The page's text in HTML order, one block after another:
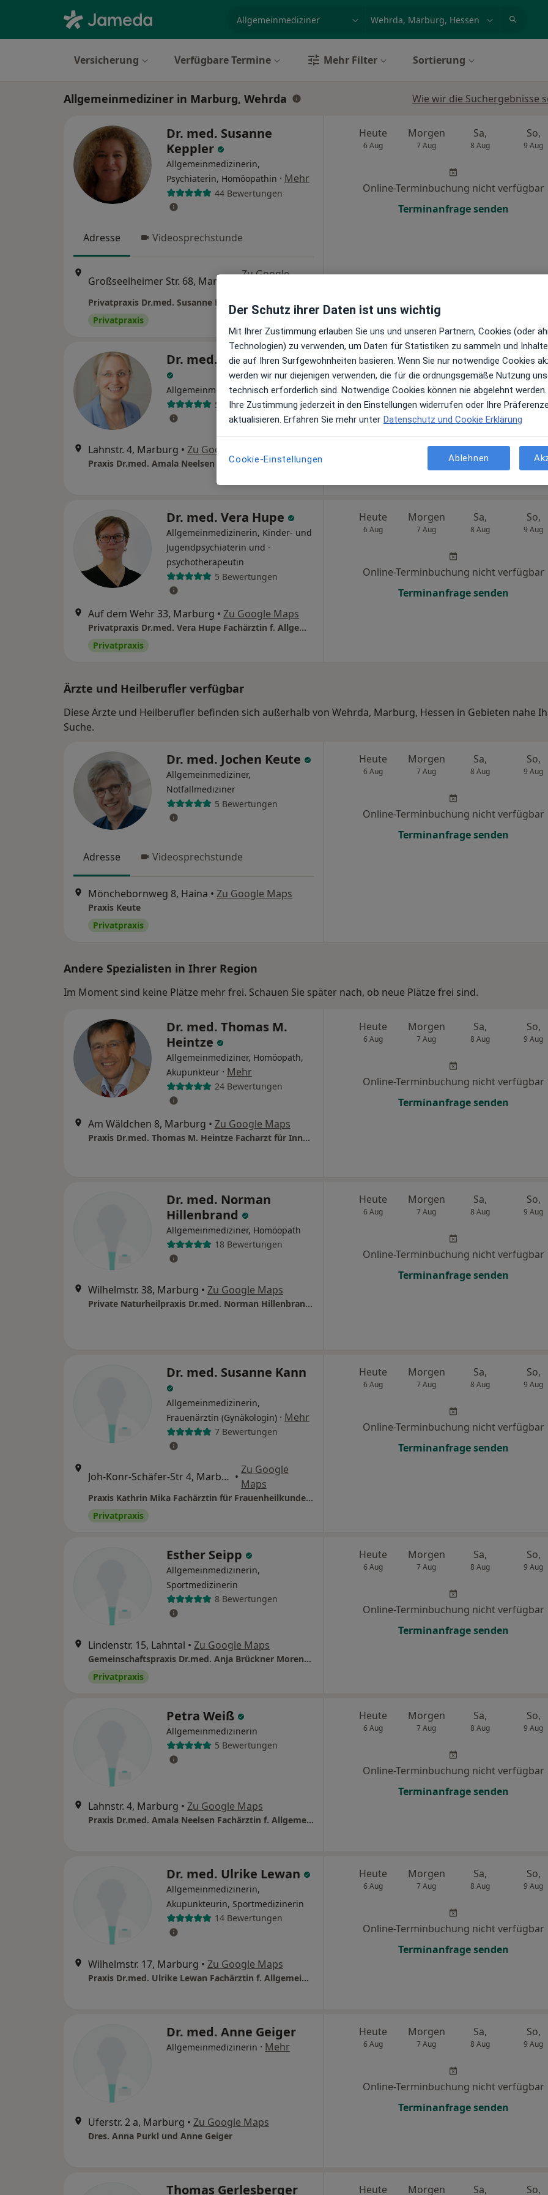
Versicherung Verfügbare Termine Mehr Filter Sortierung
Allgemeinmediziner in Marburg, Wehrda Wie wir die Suchergebnisse
Dr. med. Susanne
Keppler
Allgemeinmedizinerin,
Psychiaterin, Homöopathin · Mehr
44 Bewertungen
Adresse Videosprechstunde
Zu Google
Privatpraxis
Heute
6 Aug
Morgen
7 Aug
Sa,
8 Aug
So,
9 Aug
Online-Terminbuchung nicht verfügbar
Terminanfrage senden
Dr. med. Amala Neelsen
Allgemeinmedizinerin
56 Bewertungen
Lahnstr. 4, Marburg • Zu Google Maps
Praxis Dr.med. Amala Neelsen Fachärztin f. Allgemeinmedizin
Heute
6 Aug
Morgen
7 Aug
Sa,
8 Aug
So,
9 Aug
Online-Terminbuchung nicht verfügbar
Dr. med. Vera Hupe
Allgemeinmedizinerin, Kinder- und
Jugendpsychiaterin und -
psychotherapeutin
5 Bewertungen
Auf dem Wehr 33, Marburg • Zu Google Maps
Privatpraxis Dr.med. Vera Hupe Fachärztin f. Allgemeinmedizin
Privatpraxis
Heute
6 Aug
Morgen
7 Aug
Sa,
8 Aug
So,
9 Aug
Online-Terminbuchung nicht verfügbar
Terminanfrage senden
Ärzte und Heilberufler verfügbar
Diese Ärzte und Heilberufler befinden sich außerhalb von Wehrda, Marburg, Hessen in Gebieten nahe
Suche.
Dr. med. Jochen Keute
Allgemeinmediziner,
Notfallmediziner
5 Bewertungen
Adresse Videosprechstunde
Mönchebornweg 8, Haina • Zu Google Maps
Praxis Keute
Privatpraxis
Heute
6 Aug
Morgen
7 Aug
Sa,
8 Aug
So,
9 Aug
Online-Terminbuchung nicht verfügbar
Terminanfrage senden
Andere Spezialisten in Ihrer Region
Im Moment sind keine Plätze mehr frei. Schauen Sie später nach, ob neue Plätze frei sind.
Dr. med. Thomas M.
Heintze
Allgemeinmediziner, Homöopath,
Akupunkteur · Mehr
24 Bewertungen
Am Wäldchen 8, Marburg • Zu Google Maps
Praxis Dr.med. Thomas M. Heintze Facharzt für Innere Medizin
Heute
6 Aug
Morgen
7 Aug
Sa,
8 Aug
So,
9 Aug
Online-Terminbuchung nicht verfügbar
Terminanfrage senden
Dr. med. Norman
Hillenbrand
Allgemeinmediziner, Homöopath
18 Bewertungen
Wilhelmstr. 38, Marburg • Zu Google Maps
Private Naturheilpraxis Dr.med. Norman Hillenbrand Facharzt für Allgemeinmedizin
Heute
6 Aug
Morgen
7 Aug
Sa,
8 Aug
So,
9 Aug
Online-Terminbuchung nicht verfügbar
Terminanfrage senden
Dr. med. Susanne Kann
Allgemeinmedizinerin,
Frauenärztin (Gynäkologin) · Mehr
7 Bewertungen
Joh-Konr-Schäfer-Str 4, Marburg •
Zu Google
Maps
Praxis Kathrin Mika Fachärztin für Frauenheilkunde und Geburtshilfe
Privatpraxis
Heute
6 Aug
Morgen
7 Aug
Sa,
8 Aug
So,
9 Aug
Online-Terminbuchung nicht verfügbar
Terminanfrage senden
Esther Seipp
Allgemeinmedizinerin,
Sportmedizinerin
8 Bewertungen
Lindenstr. 15, Lahntal • Zu Google Maps
Gemeinschaftspraxis Dr.med. Anja Brückner Morena Brandner und Esther Seipp
Privatpraxis
Heute
6 Aug
Morgen
7 Aug
Sa,
8 Aug
So,
9 Aug
Online-Terminbuchung nicht verfügbar
Terminanfrage senden
Petra Weiß
Allgemeinmedizinerin
5 Bewertungen
Lahnstr. 4, Marburg • Zu Google Maps
Praxis Dr.med. Amala Neelsen Fachärztin f. Allgemeinmedizin
Heute
6 Aug
Morgen
7 Aug
Sa,
8 Aug
So,
9 Aug
Online-Terminbuchung nicht verfügbar
Terminanfrage senden
Dr. med. Ulrike Lewan
Allgemeinmedizinerin,
Akupunkteurin, Sportmedizinerin
14 Bewertungen
Wilhelmstr. 17, Marburg • Zu Google Maps
Praxis Dr.med. Ulrike Lewan Fachärztin f. Allgemeinmedizin
Heute
6 Aug
Morgen
7 Aug
Sa,
8 Aug
So,
9 Aug
Online-Terminbuchung nicht verfügbar
Terminanfrage senden
Dr. med. Anne Geiger
Allgemeinmedizinerin · Mehr
Uferstr. 2 a, Marburg • Zu Google Maps
Dres. Anna Purkl und Anne Geiger
Heute
6 Aug
Morgen
7 Aug
Sa,
8 Aug
So,
9 Aug
Online-Terminbuchung nicht verfügbar
Terminanfrage senden
Thomas Gerlesberger Heute Morgen Sa, So,
Der Schutz ihrer Daten ist uns wichtig
Mit Ihrer Zustimmung erlauben Sie uns und unseren Partnern, Cookies (oder
Technologien) zu verwenden, um Daten für Statistiken zu sammeln und
die auf Ihren Surfgewohnheiten basieren. Wenn Sie nur notwendige Cookies
werden wir nur diejenigen verwenden, die für die ordnungsgemäße Nutzung
technisch erforderlich sind. Notwendige Cookies können nie abgelehnt werden.
Ihre Zustimmung jederzeit in den Einstellungen widerrufen oder Ihre
aktualisieren. Erfahren Sie mehr unter Datenschutz und Cookie Erklärung
Cookie-Einstellungen Ablehnen